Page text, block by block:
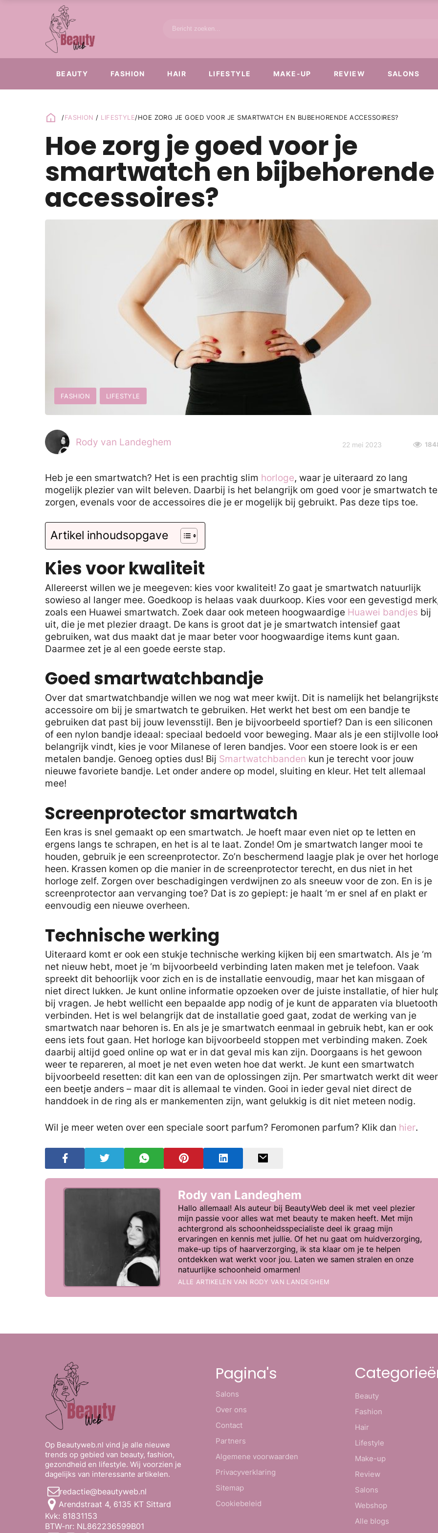
BEAUTY FASHION HAIR LIFESTYLE MAKE-UP REVIEW SALONS
/FASHION / LIFESTYLE/HOE ZORG JE GOED VOOR JE SMARTWATCH EN BIJBEHORENDE ACCESSOIRES?
Hoe zorg je goed voor je
smartwatch en bijbehorende
accessoires?
FASHION LIFESTYLE
Rody van Landeghem 22 mei 2023
Heb je een smartwatch? Het is een prachtig slim horloge, waar je uiteraard zo lang
mogelijk plezier van wilt beleven. Daarbij is het belangrijk om goed voor je smartwatch te
zorgen, evenals voor de accessoires die je er mogelijk bij gebruikt. Pas deze tips toe.
Artikel inhoudsopgave
Kies voor kwaliteit
Allereerst willen we je meegeven: kies voor kwaliteit! Zo gaat je smartwatch natuurlijk
sowieso al langer mee. Goedkoop is helaas vaak duurkoop. Kies voor een gevestigd
zoals een Huawei smartwatch. Zoek daar ook meteen hoogwaardige Huawei bandjes bij
uit, die je met plezier draagt. De kans is groot dat je je smartwatch intensief gaat
gebruiken, wat dus maakt dat je maar beter voor hoogwaardige items kunt gaan.
Daarmee zet je al een goede eerste stap.
Goed smartwatchbandje
Over dat smartwatchbandje willen we nog wat meer kwijt. Dit is namelijk het
accessoire om bij je smartwatch te gebruiken. Het werkt het best om een bandje te
gebruiken dat past bij jouw levensstijl. Ben je bijvoorbeeld sportief? Dan is een siliconen
of een nylon bandje ideaal: speciaal bedoeld voor beweging. Maar als je een stijlvolle
belangrijk vindt, kies je voor Milanese of leren bandjes. Voor een stoere look is er een
metalen bandje. Genoeg opties dus! Bij Smartwatchbanden kun je terecht voor jouw
nieuwe favoriete bandje. Let onder andere op model, sluiting en kleur. Het telt allemaal
mee!
Screenprotector smartwatch
Een kras is snel gemaakt op een smartwatch. Je hoeft maar even niet op te letten en
ergens langs te schrapen, en het is al te laat. Zonde! Om je smartwatch langer mooi te
houden, gebruik je een screenprotector. Zo’n beschermend laagje plak je over het horloge
heen. Krassen komen op die manier in de screenprotector terecht, en dus niet in het
horloge zelf. Zorgen over beschadigingen verdwijnen zo als sneeuw voor de zon. En is je
screenprotector aan vervanging toe? Dat is zo gepiept: je haalt ‘m er snel af en plakt er
eenvoudig een nieuwe overheen.
Technische werking
Uiteraard komt er ook een stukje technische werking kijken bij een smartwatch. Als je ‘m
net nieuw hebt, moet je ‘m bijvoorbeeld verbinding laten maken met je telefoon. Vaak
spreekt dit behoorlijk voor zich en is de installatie eenvoudig, maar het kan misgaan of
niet direct lukken. Je kunt online informatie opzoeken over de juiste installatie, of hier
bij vragen. Je hebt wellicht een bepaalde app nodig of je kunt de apparaten via bluetooth
verbinden. Het is wel belangrijk dat de installatie goed gaat, zodat de werking van je
smartwatch naar behoren is. En als je je smartwatch eenmaal in gebruik hebt, kan er ook
eens iets fout gaan. Het horloge kan bijvoorbeeld stoppen met verbinding maken. Zoek
daarbij altijd goed online op wat er in dat geval mis kan zijn. Doorgaans is het gewoon
weer te repareren, al moet je net even weten hoe dat werkt. Je kunt een smartwatch
bijvoorbeeld resetten: dit kan een van de oplossingen zijn. Per smartwatch werkt dit weer
een beetje anders – maar dit is allemaal te vinden. Gooi in ieder geval niet direct de
handdoek in de ring als er mankementen zijn, want gelukkig is dit niet meteen nodig.
Wil je meer weten over een speciale soort parfum? Feromonen parfum? Klik dan hier.
Rody van Landeghem
Hallo allemaal! Als auteur bij BeautyWeb deel ik met veel plezier
mijn passie voor alles wat met beauty te maken heeft. Met mijn
achtergrond als schoonheidsspecialiste deel ik graag mijn
ervaringen en kennis met jullie. Of het nu gaat om huidverzorging,
make-up tips of haarverzorging, ik sta klaar om je te helpen
ontdekken wat werkt voor jou. Laten we samen stralen en onze
natuurlijke schoonheid omarmen!
ALLE ARTIKELEN VAN RODY VAN LANDEGHEM
Op Beautyweb.nl vind je alle nieuwe
trends op gebied van beauty, fashion,
gezondheid en lifestyle. Wij voorzien je
dagelijks van interessante artikelen.
redactie@beautyweb.nl
Arendstraat 4, 6135 KT Sittard
Kvk: 81831153
BTW-nr: NL862236599B01
Pagina's
Salons
Over ons
Contact
Partners
Algemene voorwaarden
Privacyverklaring
Sitemap
Cookiebeleid
Beauty
Fashion
Hair
Lifestyle
Make-up
Review
Salons
Webshop
Alle blogs